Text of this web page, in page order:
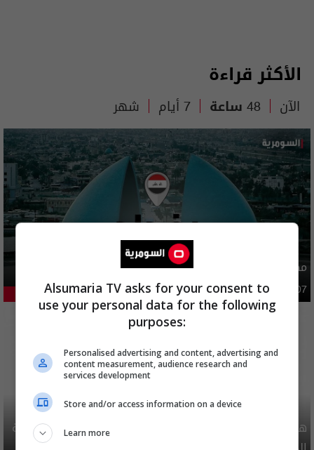
الأكثر قراءة
الآن 48 ساعة 7 أيام شهر
مصدر يوضح ما حصل في بغداد ليلة امس وفجر اليوم
44.41% 03:02 | 2026-08-07
هيئة الحج تصدر قرارا يخص "لم الشمل" وتعديل استمارة قرعة
Alsumaria TV asks for your consent to
use your personal data for the following
purposes:
Personalised advertising and content, advertising and
content measurement, audience research and
services development
Store and/or access information on a device
Learn more